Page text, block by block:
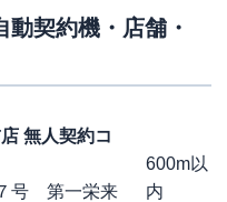
契約機・店舗・
無人契約コ
号 第一栄来
600m以
内